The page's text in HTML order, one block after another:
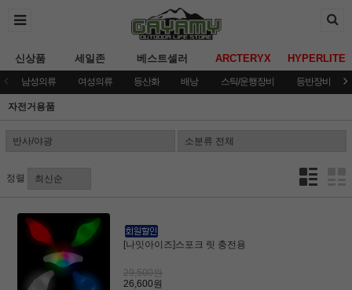
신상품 세일존 베스트셀러 ARCTERYX HYPERLITE
남성의류 여성의류 등산화 배낭 스틱/운행장비 등반장비
자전거용품
정렬
[나잇아이즈]스포크 릿 충전용
29,500원
26,600원